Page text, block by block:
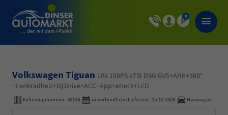
0
Volkswagen Tiguan Life 150PS eTSI DSG GV5+AHK+360°
+Lenkradheiz+IQ.Drive+ACC+App+eHeck+LED
Fahrzeugnummer: 32158 unverbindliche Lieferzeit: 15.10.2026 Neuwagen